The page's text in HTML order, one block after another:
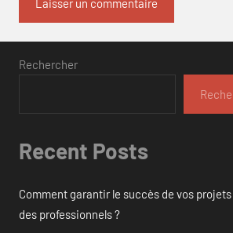
Rechercher
Recent Posts
Comment garantir le succès de vos
des professionnels ?